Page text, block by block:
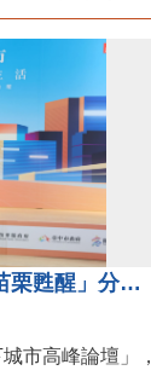
苗栗縣長鍾東錦受邀演講 「苗栗甦醒」分享近年轉變
市高峰論壇」，